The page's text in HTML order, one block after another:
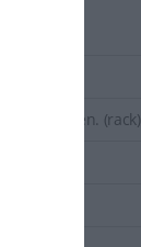
plug - 14gen. (rack)